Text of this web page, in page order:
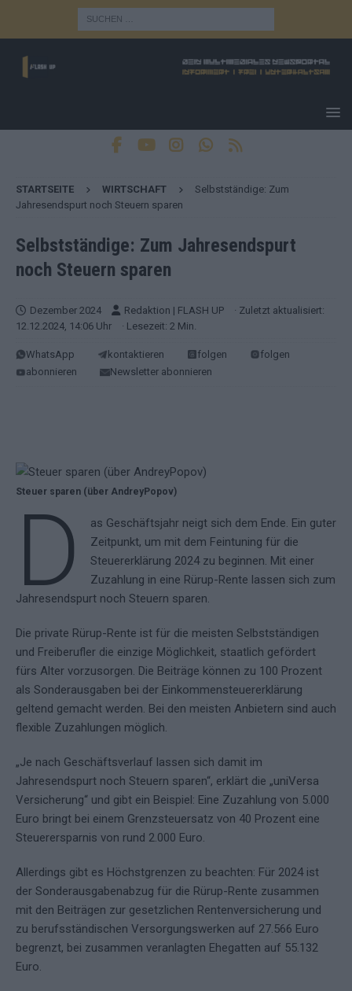
STARTSEITE WIRTSCHAFT
Selbstständige: Zum
Jahresendspurt noch Steuern sparen
Selbstständige: Zum Jahresendspurt
noch Steuern sparen
Dezember 2024 Redaktion | FLASH UP
· Zuletzt aktualisiert:
12.12.2024, 14:06 Uhr
· Lesezeit: 2 Min.
WhatsApp kontaktieren folgen
folgen
abonnieren
Newsletter abonnieren
Steuer sparen (über AndreyPopov)
D
as Geschäftsjahr neigt sich dem Ende. Ein guter
Zeitpunkt, um mit dem Feintuning für die
Steuererklärung 2024 zu beginnen. Mit einer
Zuzahlung in eine Rürup-Rente lassen sich zum
Jahresendspurt noch Steuern sparen.
Die private Rürup-Rente ist für die meisten Selbstständigen
und Freiberufler die einzige Möglichkeit, staatlich gefördert
fürs Alter vorzusorgen. Die Beiträge können zu 100 Prozent
als Sonderausgaben bei der Einkommensteuererklärung
geltend gemacht werden. Bei den meisten Anbietern sind auch
flexible Zuzahlungen möglich.
„Je nach Geschäftsverlauf lassen sich damit im
Jahresendspurt noch Steuern sparen“, erklärt die „uniVersa
Versicherung“ und gibt ein Beispiel: Eine Zuzahlung von 5.000
Euro bringt bei einem Grenzsteuersatz von 40 Prozent eine
Steuerersparnis von rund 2.000 Euro.
Allerdings gibt es Höchstgrenzen zu beachten: Für 2024 ist
der Sonderausgabenabzug für die Rürup-Rente zusammen
mit den Beiträgen zur gesetzlichen Rentenversicherung und
zu berufsständischen Versorgungswerken auf 27.566 Euro
begrenzt, bei zusammen veranlagten Ehegatten auf 55.132
Euro.